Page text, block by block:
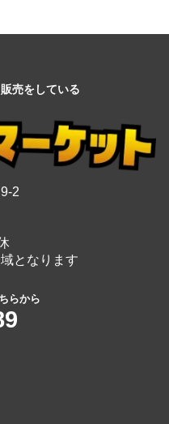
2
となります
らから